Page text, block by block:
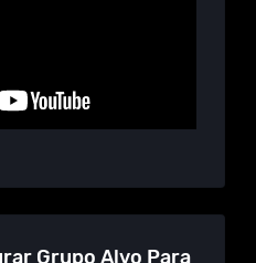
Grupo Alvo Para